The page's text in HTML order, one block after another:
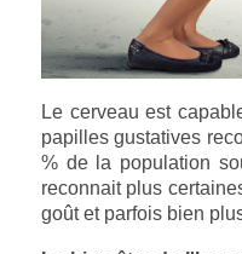
Le cerveau est
papilles gustatives
% de la population
reconnait plus
goût et parfois bien